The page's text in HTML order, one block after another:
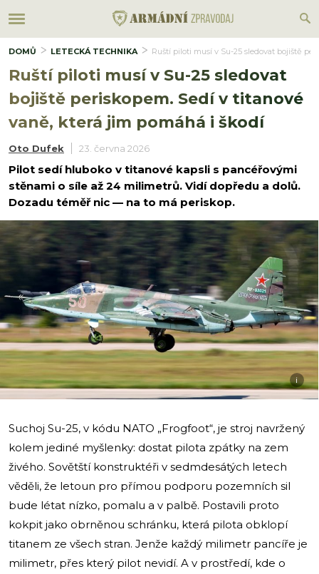
DOMŮ LETECKÁ TECHNIKA Ruští piloti musí v Su-25 sledovat bojiště
Ruští piloti musí v Su-25 sledovat
bojiště periskopem. Sedí v titanové
vaně, která jim pomáhá i škodí
Oto Dufek 23. června 2026
Pilot sedí hluboko v titanové kapsli s pancéřovými
stěnami o síle až 24 milimetrů. Vidí dopředu a dolů.
Dozadu téměř nic — na to má periskop.
i
Suchoj Su-25, v kódu NATO „Frogfoot“, je stroj navržený
kolem jediné myšlenky: dostat pilota zpátky na zem
živého. Sovětští konstruktéři v sedmdesátých letech
věděli, že letoun pro přímou podporu pozemních sil
bude létat nízko, pomalu a v palbě. Postavili proto
kokpit jako obrněnou schránku, která pilota obklopí
titanem ze všech stran. Jenže každý milimetr pancíře je
milimetr, přes který pilot nevidí. A v prostředí, kde o